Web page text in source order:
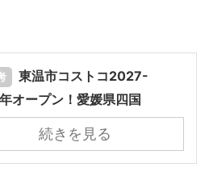
東温市コストコ2027-
オープン！愛媛県四国
続きを見る